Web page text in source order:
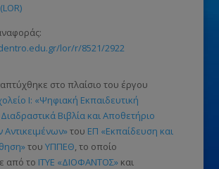
lor/r/8521/2922
στο πλαίσιο του έργου
Ι: «Ψηφιακή Εκπαιδευτική
Βιβλία και Αποθετήριο
του ΕΠ «Εκπαίδευση και
του ΥΠΠΕΘ, το οποίο
από το ΙΤΥΕ «ΔΙΟΦΑΝΤΟΣ»και